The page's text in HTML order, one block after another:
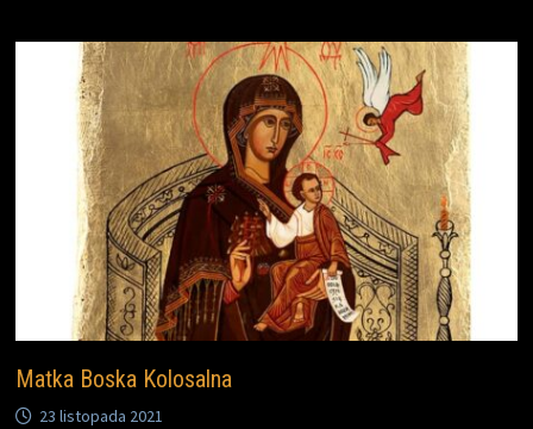
Matka Boska Kolosalna
23 listopada 2021